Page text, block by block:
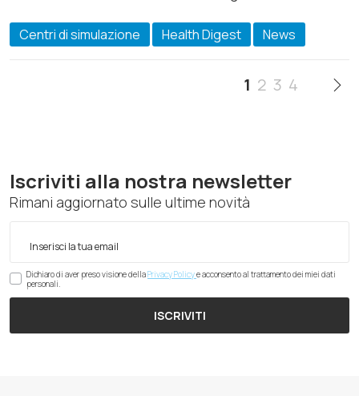
Centri di simulazione Health Digest News
1 2 3 4
Iscriviti alla nostra newsletter
Rimani aggiornato sulle ultime novità
Dichiaro di aver preso visione dellaPrivacy Policye acconsento al trattamento dei miei dati
personali.
ISCRIVITI